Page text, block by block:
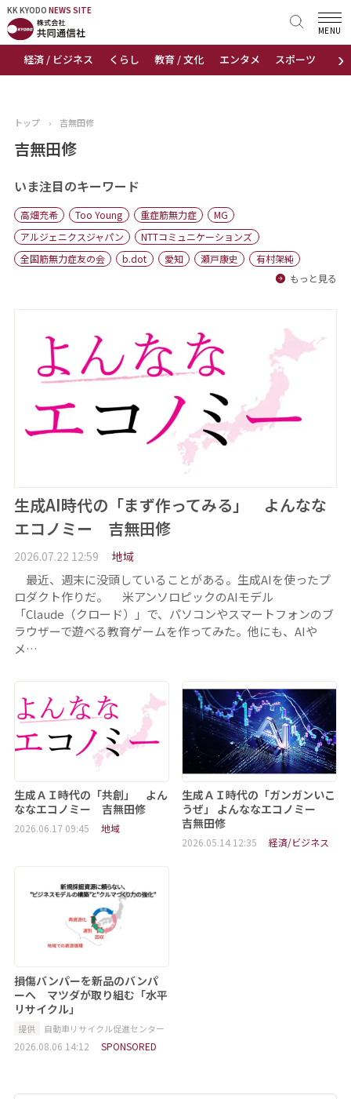
KK KYODO NEWS SITE
›
経済 / ビジネス くらし 教育 / 文化 エンタメ スポーツ 地域
MENU
KK KYODONEWS SITE
トップページ
ニュース
おすすめコンテンツ
出版物
会社概要
トップ › 吉無田修
吉無田修
いま注目のキーワード
高畑充希 Too Young 重症筋無力症
MG
アルジェニクスジャパン
NTTコミュニケーションズ
全国筋無力症友の会
b.dot 愛知 瀬戸康史
有村架純
もっと見る
生成AI時代の「まず作ってみる」 よんなな
エコノミー 吉無田修
2026.07.22 12:59 地域
最近、週末に没頭していることがある。生成AIを使ったプ
ロダクト作りだ。 米アンソロピックのAIモデル
「Claude（クロード）」で、パソコンやスマートフォンのブ
ラウザーで遊べる教育ゲームを作ってみた。他にも、AIや
メ…
生成ＡＩ時代の「共創」 よん
ななエコノミー 吉無田修
2026.06.17 09:45 地域
生成ＡＩ時代の「ガンガンいこ
うぜ」 よんななエコノミー
吉無田修
2026.05.14 12:35 経済/ビジネス
損傷バンパーを新品のバンパ
ーへ マツダが取り組む「水平
リサイクル」
提供 自動車リサイクル促進センター
2026.08.06 14:12 SPONSORED